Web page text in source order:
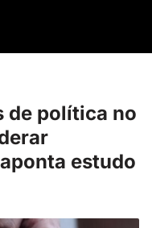
de política no
estudo